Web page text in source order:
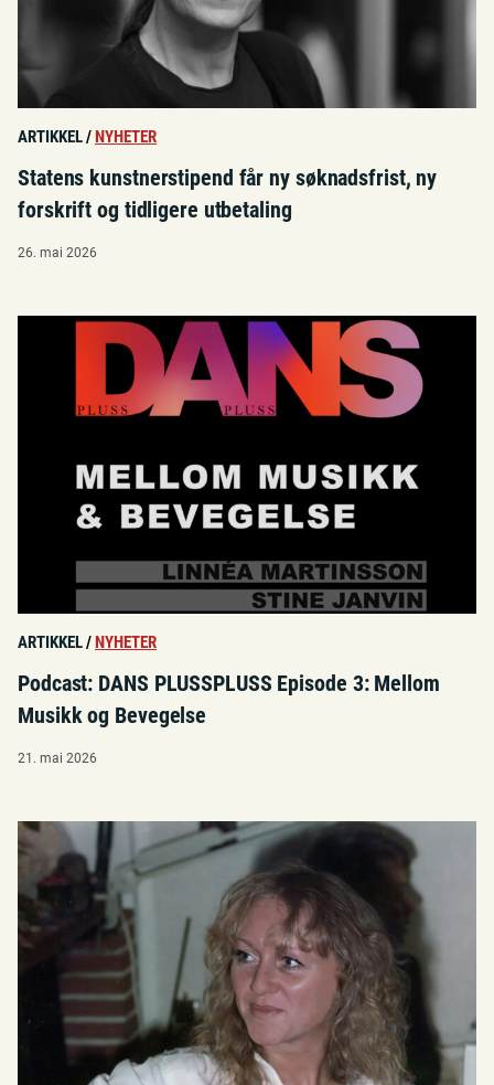
ARTIKKEL/NYHETER
Statens kunstnerstipend får ny søknadsfrist, ny
forskrift og tidligere utbetaling
26. mai 2026
ARTIKKEL/ NYHETER
Podcast: DANS PLUSSPLUSS Episode 3: Mellom
Musikk og Bevegelse
21. mai 2026